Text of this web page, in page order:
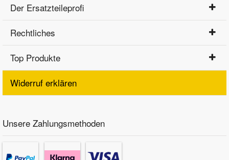
Der Ersatzteileprofi
Rechtliches
Top Produkte
Widerruf erklären
Unsere Zahlungsmethoden